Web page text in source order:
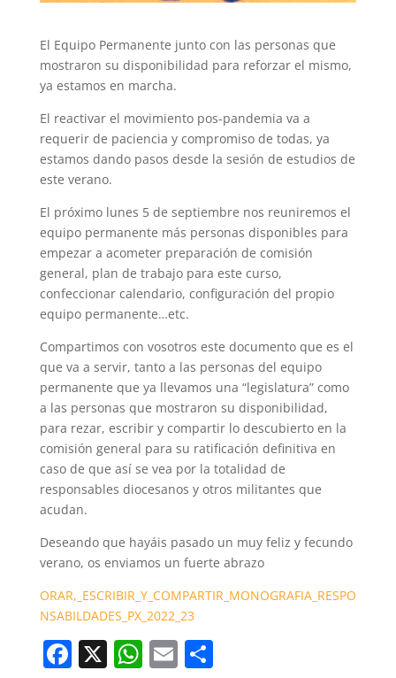
El Equipo Permanente junto con las personas que
mostraron su disponibilidad para reforzar el mismo,
ya estamos en marcha.
El reactivar el movimiento pos-pandemia va a
requerir de paciencia y compromiso de todas, ya
estamos dando pasos desde la sesión de estudios de
este verano.
El próximo lunes 5 de septiembre nos reuniremos el
equipo permanente más personas disponibles para
empezar a acometer preparación de comisión
general, plan de trabajo para este curso,
confeccionar calendario, configuración del propio
equipo permanente…etc.
Compartimos con vosotros este documento que es el
que va a servir, tanto a las personas del equipo
permanente que ya llevamos una “legislatura” como
a las personas que mostraron su disponibilidad,
para rezar, escribir y compartir lo descubierto en la
comisión general para su ratificación definitiva en
caso de que así se vea por la totalidad de
responsables diocesanos y otros militantes que
acudan.
Deseando que hayáis pasado un muy feliz y fecundo
verano, os enviamos un fuerte abrazo
ORAR,_ESCRIBIR_Y_COMPARTIR_MONOGRAFIA_RESPO
NSABILDADES_PX_2022_23
F X W E C